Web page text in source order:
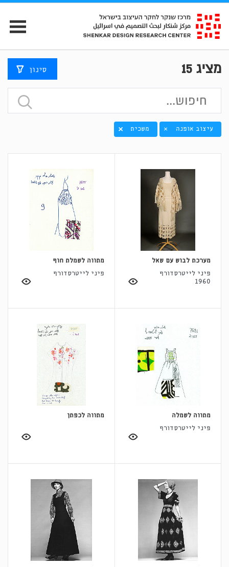
מציג 15 סינון
עיצוב אופנה × משכית
מערכת לבוש עם שאל
פיני לייטרסדורף
1960
מתווה לשמלת חוף
פיני לייטרסדורף
מתווה לשמלה
פיני לייטרסדורף
מתווה לכפתן